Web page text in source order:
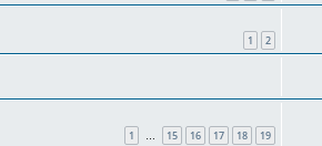
1 2
1 … 15 16 17 18 19